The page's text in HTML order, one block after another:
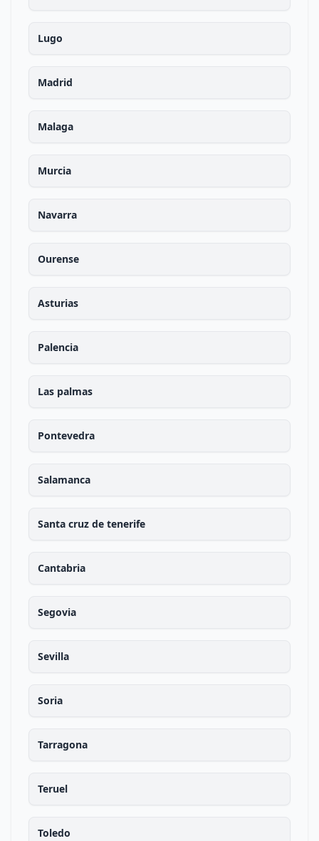
Lugo
Madrid
Malaga
Murcia
Navarra
Ourense
Asturias
Palencia
Las palmas
Pontevedra
Salamanca
Santa cruz de tenerife
Cantabria
Segovia
Sevilla
Soria
Tarragona
Teruel
Toledo